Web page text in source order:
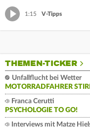
1:15 V-Tipps
THEMEN-TICKER
Unfallflucht bei Wetter
MOTORRADFAHRER
Franca Cerutti
PSYCHOLOGIE TO GO!
Interviews mit Matze